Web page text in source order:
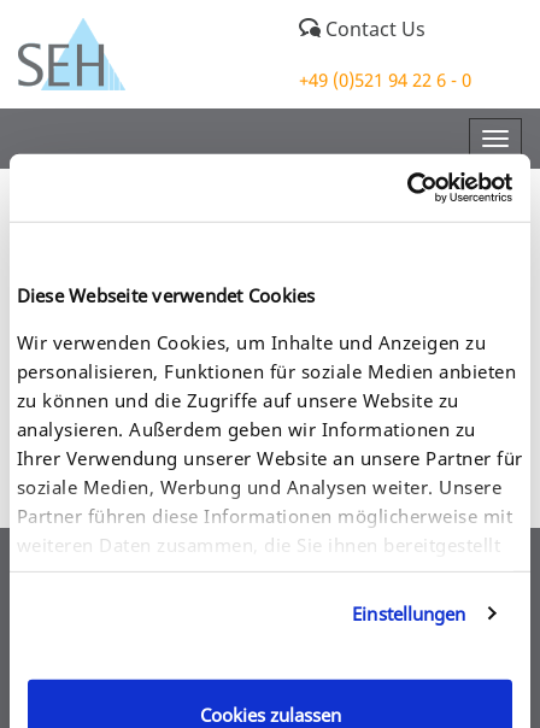
Diese Webseite verwendet Cookies
Wir verwenden Cookies, um Inhalte und Anzeigen zu
personalisieren, Funktionen für soziale Medien anbieten
zu können und die Zugriffe auf unsere Website zu
analysieren. Außerdem geben wir Informationen zu
Ihrer Verwendung unserer Website an unsere Partner für
soziale Medien, Werbung und Analysen weiter. Unsere
Partner führen diese Informationen möglicherweise mit
weiteren Daten zusammen, die Sie ihnen bereitgestellt
haben oder die sie im Rahmen Ihrer Nutzung der
Dienste gesammelt haben. Sie geben Einwilligung zu
unseren Cookies, wenn Sie unsere Webseite weiterhin
Einstellungen
Cookies zulassen
Contact Us
+49 (0)521 94 22 6 - 0
partners worldwide. Please select your country of origin or
where you wish to purchase our products. If your country is
not listed, please feel free to contact oursales team for
further assistance.
Company
Network Solutions